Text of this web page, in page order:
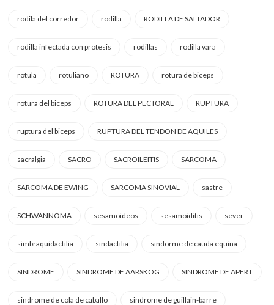
rodila del corredor rodilla RODILLA DE SALTADOR
rodilla infectada con protesis rodillas rodilla vara
rotula rotuliano ROTURA rotura de biceps
rotura del biceps ROTURA DEL PECTORAL RUPTURA
ruptura del biceps RUPTURA DEL TENDON DE AQUILES
sacralgia SACRO SACROILEITIS SARCOMA
SARCOMA DE EWING SARCOMA SINOVIAL sastre
SCHWANNOMA sesamoideos sesamoiditis sever
simbraquidactilia sindactilia sindorme de cauda equina
SINDROME SINDROME DE AARSKOG SINDROME DE APERT
sindrome de cola de caballo sindrome de guillain-barre